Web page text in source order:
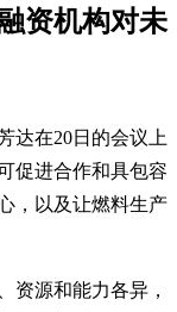
资机构对未
达在20日的会议上
促进合作和具包容
，以及让燃料生产
资源和能力各异，